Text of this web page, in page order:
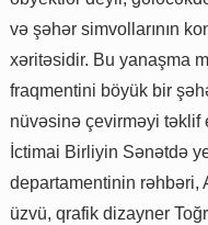
və şəhər simvollarının
xəritəsidir. Bu yanaşma
fraqmentini böyük bir
nüvəsinə çevirməyi təklif
İctimai Birliyin Sənətdə
departamentinin rəhbəri,
üzvü, qrafik dizayner